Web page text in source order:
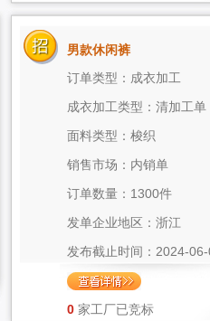
男款休闲裤
订单类型：成衣加工
成衣加工类型：清加工单
面料类型：梭织
销售市场：内销单
订单数量：1300件
发单企业地区：浙江
发布截止时间：2024-
0 家工厂已竞标